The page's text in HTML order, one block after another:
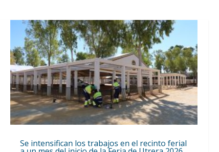
Se intensifican los trabajos en el recinto ferial